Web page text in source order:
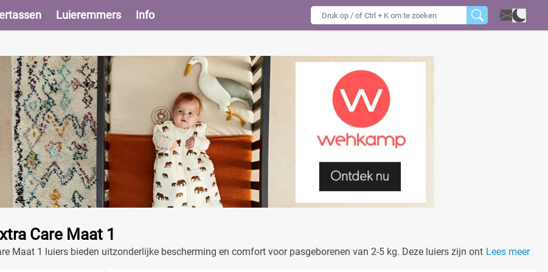
Luieremmers Info
Care Maat 1
Maat 1 luiers bieden uitzonderlijke bescherming en comfort voor pasgeborenen van 2-5 kg. Deze luiers zijn ontworpen
Lees meer